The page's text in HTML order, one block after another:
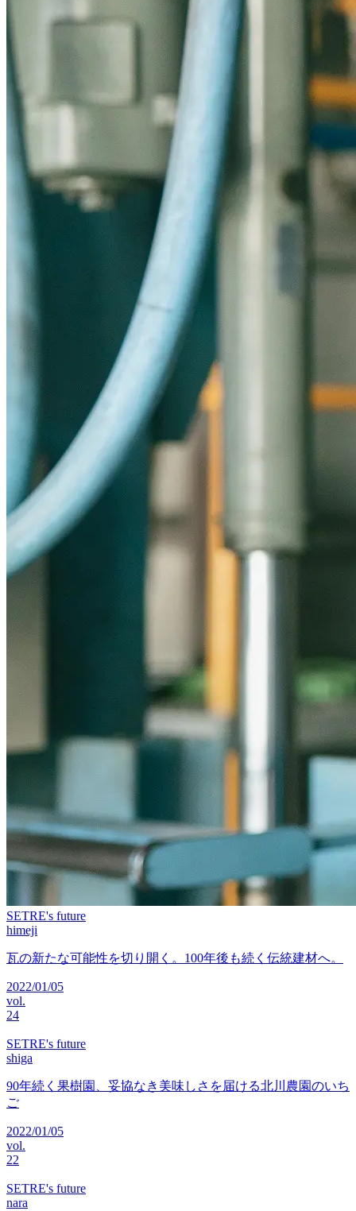
SETRE's future
himeji
瓦の新たな可能性を切り開く。100年後も続く伝統建材へ。
2022/01/05
vol.
24
SETRE's future
shiga
90年続く果樹園、妥協なき美味しさを届ける北川農園のいち
ご
2022/01/05
vol.
22
SETRE's future
nara